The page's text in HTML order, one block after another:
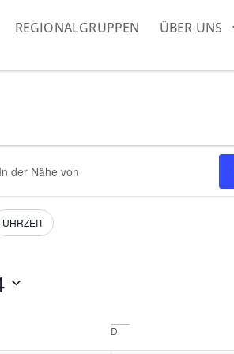
REGIONALGRUPPEN ÜBER UNS
UHRZEIT
D